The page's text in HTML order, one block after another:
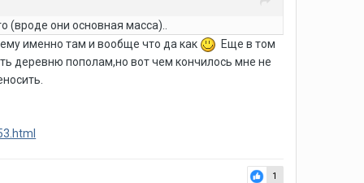
(вроде они основная масса)..
именно там и вообще что да как
Еще в том
деревню пополам,но вот чем кончилось мне не
1